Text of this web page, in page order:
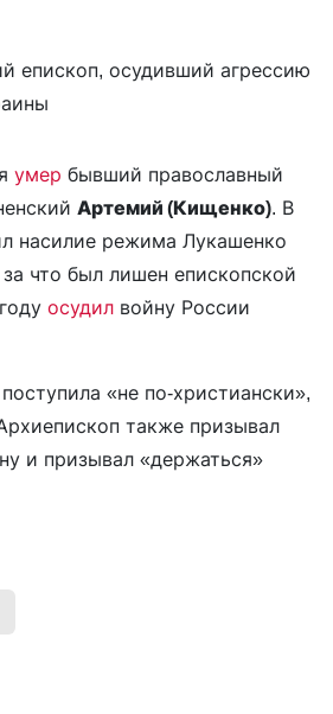
умер бывший православный
Артемий (Кищенко). В
насилие режима Лукашенко
что был лишен епископской
осудил войну России
«не по-христиански»,
также призывал
и призывал «держаться»